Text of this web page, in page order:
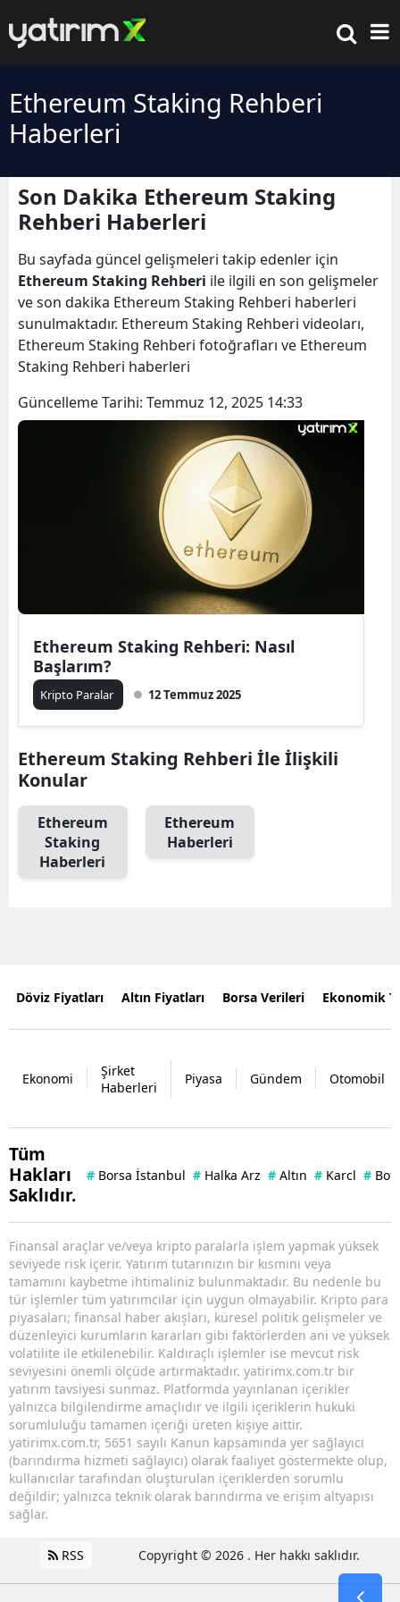
Ethereum Staking Rehberi
Haberleri
Son Dakika Ethereum Staking
Rehberi Haberleri
Bu sayfada güncel gelişmeleri takip edenler için
Ethereum Staking Rehberi ile ilgili en son gelişmeler
ve son dakika Ethereum Staking Rehberi haberleri
sunulmaktadır. Ethereum Staking Rehberi videoları,
Ethereum Staking Rehberi fotoğrafları ve Ethereum
Staking Rehberi haberleri
Güncelleme Tarihi: Temmuz 12, 2025 14:33
Ethereum Staking Rehberi: Nasıl
Başlarım?
Kripto Paralar 12 Temmuz 2025
Ethereum Staking Rehberi İle İlişkili
Konular
Ethereum
Staking
Haberleri
Ethereum
Haberleri
Döviz Fiyatları Altın Fiyatları Borsa Verileri Ekonomik
Ekonomi
Şirket
Haberleri
Piyasa Gündem Otomobil
Tüm
Hakları
Saklıdır.
# Borsa İstanbul # Halka Arz # Altın # Karcl #
Finansal araçlar ve/veya kripto paralarla işlem yapmak yüksek
seviyede risk içerir. Yatırım tutarınızın bir kısmını veya
tamamını kaybetme ihtimaliniz bulunmaktadır. Bu nedenle bu
tür işlemler tüm yatırımcılar için uygun olmayabilir. Kripto para
piyasaları; finansal haber akışları, küresel politik gelişmeler ve
düzenleyici kurumların kararları gibi faktörlerden ani ve yüksek
volatilite ile etkilenebilir. Kaldıraçlı işlemler ise mevcut risk
seviyesini önemli ölçüde artırmaktadır. yatirimx.com.tr bir
yatırım tavsiyesi sunmaz. Platformda yayınlanan içerikler
yalnızca bilgilendirme amaçlıdır ve ilgili içeriklerin hukuki
sorumluluğu tamamen içeriği üreten kişiye aittir.
yatirimx.com.tr, 5651 sayılı Kanun kapsamında yer sağlayıcı
(barındırma hizmeti sağlayıcı) olarak faaliyet göstermekte olup,
kullanıcılar tarafından oluşturulan içeriklerden sorumlu
değildir; yalnızca teknik olarak barındırma ve erişim altyapısı
sağlar.
RSS Copyright © 2026 . Her hakkı saklıdır.